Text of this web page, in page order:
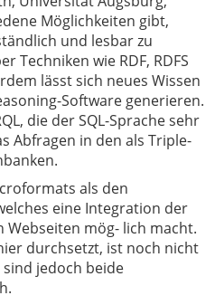
Möglichkeiten gibt,
und lesbar zu
Techniken wie RDF, RDFS
lässt sich neues Wissen
Software generieren.
die der SQL-Sprache sehr
Abfragen in den als Triple-
als den
eine Integration der
Webseiten mög- lich macht.
durchsetzt, ist noch nicht
jedoch beide